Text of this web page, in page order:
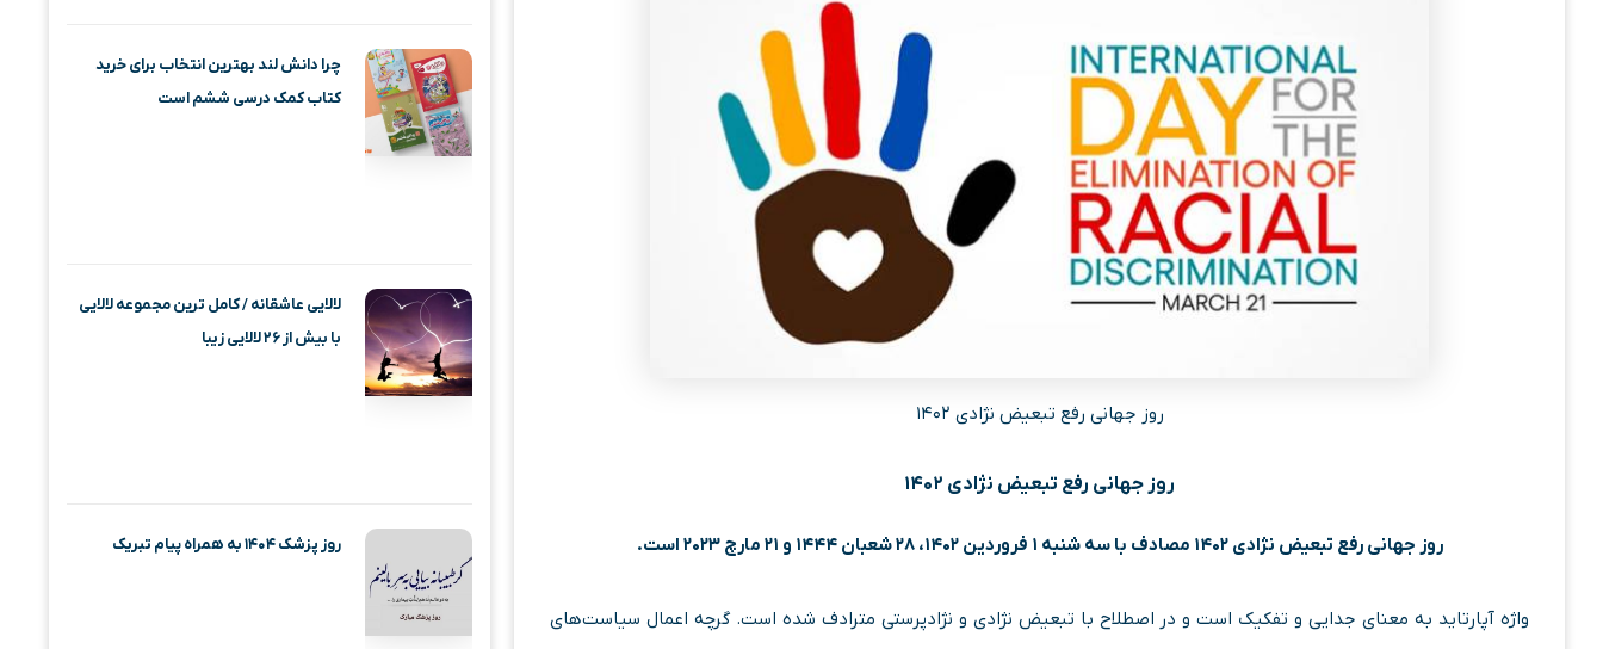
روز جهانی رفع تبعیض نژادی ۱۴۰۲
روز جهانی رفع تبعیض نژادی ۱۴۰۲
روز جهانی رفع تبعیض نژادی ۱۴۰۲ مصادف با سه شنبه ۱ فروردین ۱۴۰۲، ۲۸ شعبان ۱۴۴۴ و ۲۱ مارچ ۲۰۲۳ است.
واژه آپارتاید به معنای جدایی و تفکیک است و در اصطلاح با تبعیض نژادی و نژادپرستی مترادف شده است. گرچه اعمال سیاست‌های
چرا دانش لند بهترین انتخاب برای خرید
کتاب کمک درسی ششم است
لالایی عاشقانه / کامل ترین مجموعه لالایی
با بیش از ۲۶ لالایی زیبا
روز پزشک ۱۴۰۴ به همراه پیام تبریک